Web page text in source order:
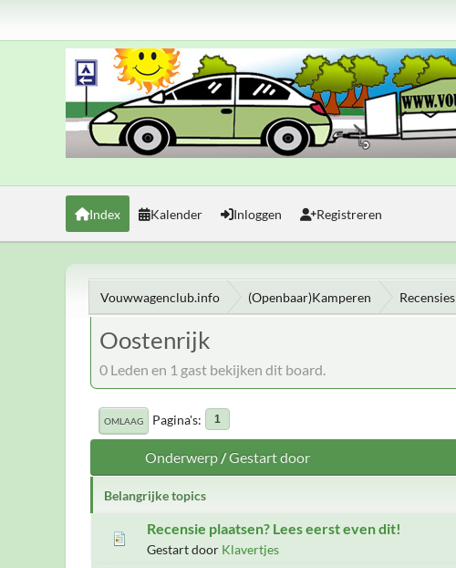
Index Kalender Inloggen Registreren
Vouwwagenclub.info (Openbaar)Kamperen Recensies
Oostenrijk
0 Leden en 1 gast bekijken dit board.
OMLAAG Pagina's 1
Onderwerp/Gestart door
Belangrijke topics
Recensie plaatsen? Lees eerst even dit!
Gestart door Klavertjes